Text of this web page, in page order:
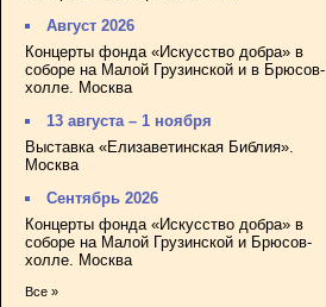
Август 2026
Концерты фонда «Искусство добра» в
соборе на Малой Грузинской и в Брюсов-
холле. Москва
13 августа – 1 ноября
Выставка «Елизаветинская Библия».
Москва
Сентябрь 2026
Концерты фонда «Искусство добра» в
соборе на Малой Грузинской и Брюсов-
холле. Москва
Все »